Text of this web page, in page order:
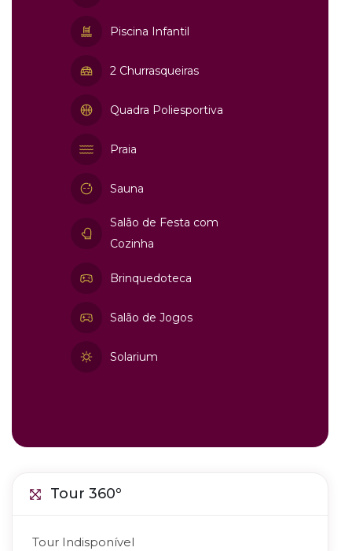
Piscina Infantil
2 Churrasqueiras
Quadra Poliesportiva
Praia
Sauna
Salão de Festa com
Cozinha
Brinquedoteca
Salão de Jogos
Solarium
Tour 360º
Tour Indisponível